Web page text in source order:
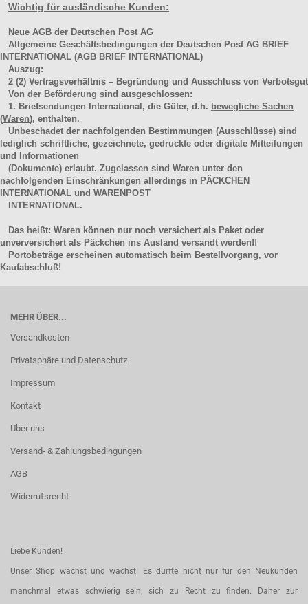
Wichtig für ausländische Kunden:
Neue AGB der Deutschen Post AG
Allgemeine Geschäftsbedingungen der Deutschen Post AG BRIEF
INTERNATIONAL (AGB BRIEF INTERNATIONAL)
Auszug:
2 (2) Vertragsverhältnis – Begründung und Ausschluss von Verbotsgut
Von der Beförderung sind ausgeschlossen:
1. Briefsendungen International, die Güter, d.h. bewegliche Sachen
(Waren), enthalten.
Unbeschadet der nachfolgenden Bestimmungen (Ausschlüsse) sind
lediglich schriftliche, gezeichnete, gedruckte oder digitale Mitteilungen
und Informationen
(Dokumente) erlaubt. Zugelassen sind Waren unter den
nachfolgenden Einschränkungen allerdings in PÄCKCHEN
INTERNATIONAL und WARENPOST
INTERNATIONAL.
Das heißt: Waren können nur noch versichert als Paket oder
unverversichert als Päckchen ins Ausland versandt werden!!
Portobeträge erscheinen automatisch beim Bestellvorgang, vor
Kaufabschluß!
MEHR ÜBER...
Versandkosten
Privatsphäre und Datenschutz
Impressum
Kontakt
Über uns
Versand- & Zahlungsbedingungen
AGB
Widerrufsrecht
Liebe Kunden!
Unser Shop wächst und wächst! Es dürfte nicht nur für den Neukunden
manchmal etwas schwierig sein, sich zu Recht zu finden. Daher zur